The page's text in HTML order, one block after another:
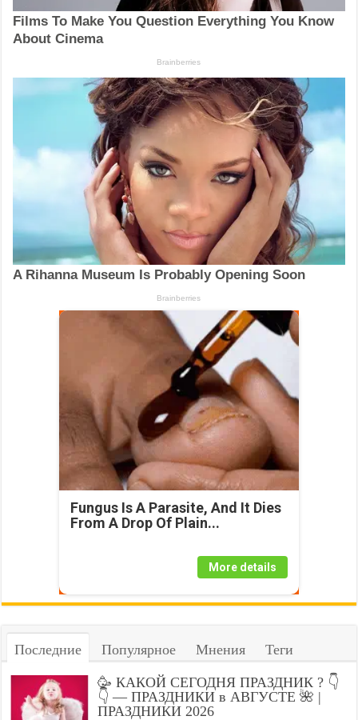
Fungus Is A Parasite, And It Dies
From A Drop Of Plain...
More details
Последние Популярное Мнения Теги
🥳 КАКОЙ СЕГОДНЯ ПРАЗДНИК ? 👇
👇 — ПРАЗДНИКИ в АВГУСТЕ 🌺 |
ПРАЗДНИКИ 2026